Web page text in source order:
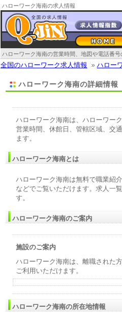
ハローワーク海南の求人情報
ハローワーク海南の営業時間、地図や電話番
全国のハローワーク求人情報 » ハロー
ハローワーク海南の詳細情報
ハローワーク海南は、ハローワー
営業時間、休館日、管轄区域、交
ます。
ハローワーク海南とは
ハローワーク海南は無料で職業紹
などでご覧いただけます。求人一
す。
ハローワーク海南のご案内
施設のご案内
ハローワーク海南は、離職された
ご利用いただけます。
ハローワーク海南の所在地情報